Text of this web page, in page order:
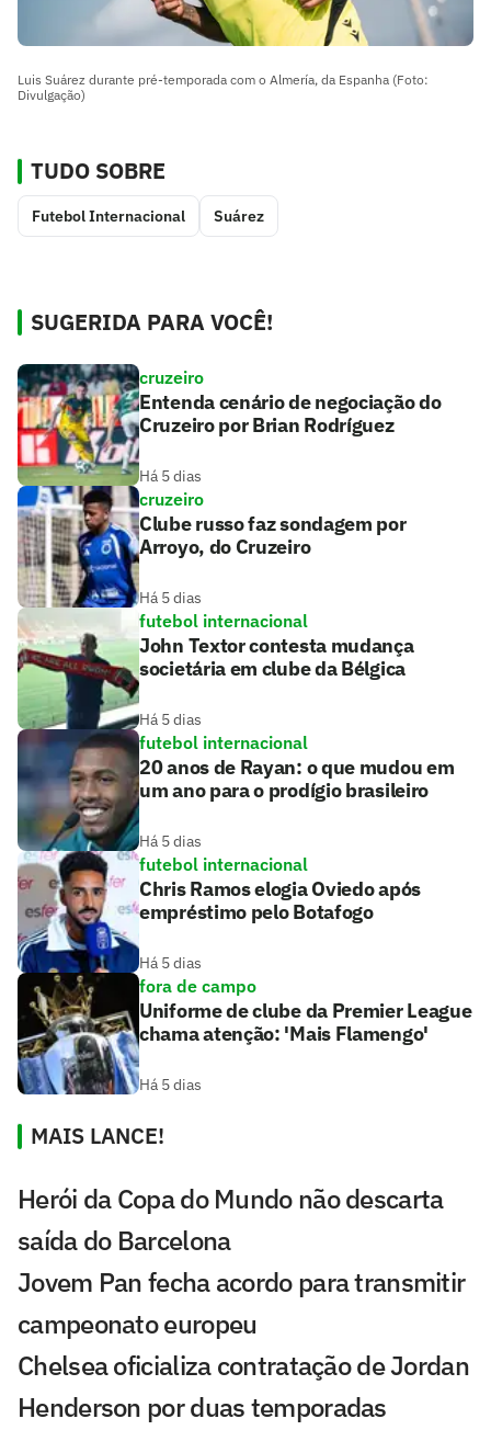
Luis Suárez durante pré-temporada com o Almería, da Espanha (Foto:
Divulgação)
TUDO SOBRE
Futebol Internacional Suárez
SUGERIDA PARA VOCÊ!
cruzeiro
Entenda cenário de negociação do
Cruzeiro por Brian Rodríguez
Há 5 dias
cruzeiro
Clube russo faz sondagem por
Arroyo, do Cruzeiro
Há 5 dias
futebol internacional
John Textor contesta mudança
societária em clube da Bélgica
Há 5 dias
futebol internacional
20 anos de Rayan: o que mudou em
um ano para o prodígio brasileiro
Há 5 dias
futebol internacional
Chris Ramos elogia Oviedo após
empréstimo pelo Botafogo
Há 5 dias
fora de campo
Uniforme de clube da Premier League
chama atenção: 'Mais Flamengo'
Há 5 dias
MAIS LANCE!
Herói da Copa do Mundo não descarta
saída do Barcelona
Jovem Pan fecha acordo para transmitir
campeonato europeu
Chelsea oficializa contratação de Jordan
Henderson por duas temporadas